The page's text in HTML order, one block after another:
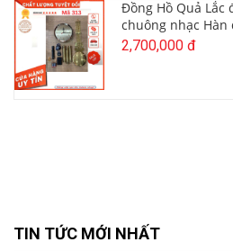
Đồng Hồ Quả Lắc
chuông nhạc Hàn
2,700,000 đ
TIN TỨC MỚI NHẤT